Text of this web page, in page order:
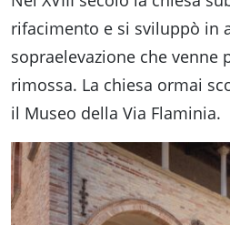
rifacimento e si sviluppò in
sopraelevazione che venne
rimossa. La chiesa ormai
il Museo della Via Flaminia.